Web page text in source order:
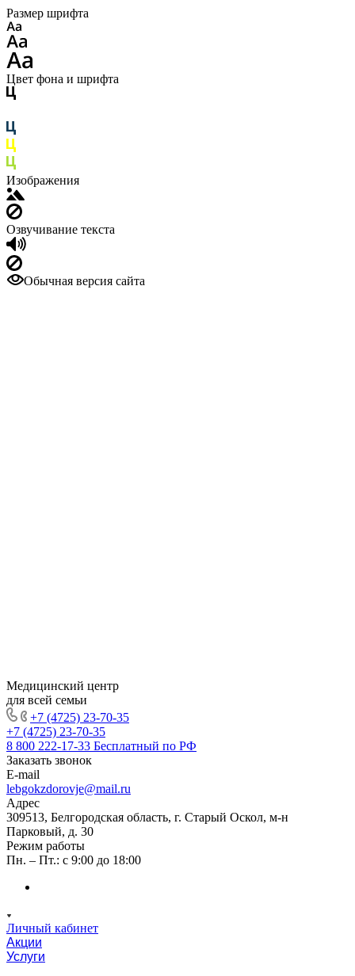
Размер шрифта
Цвет фона и шрифта
Изображения
Озвучивание текста
Обычная версия сайта
Медицинский центр
для всей семьи
+7 (4725) 23-70-35
+7 (4725) 23-70-35
8 800 222-17-33 Бесплатный по РФ
Заказать звонок
E-mail
lebgokzdorovje@mail.ru
Адрес
309513, Белгородская область, г. Старый Оскол, м-н
Парковый, д. 30
Режим работы
Пн. – Пт.: с 9:00 до 18:00
Личный кабинет
Акции
Услуги